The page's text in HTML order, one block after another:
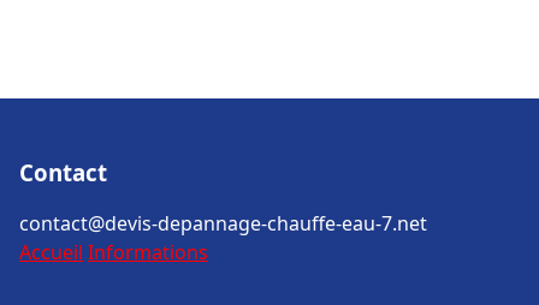
Contact
contact@devis-depannage-chauffe-eau-7.net
Accueil Informations